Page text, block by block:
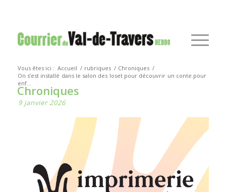
Vous êtes ici : Accueil / rubriques / Chroniques /
On s’est installé dans le salon des Ioset pour découvrir un conte pour
enf...
Chroniques
9 janvier 2026